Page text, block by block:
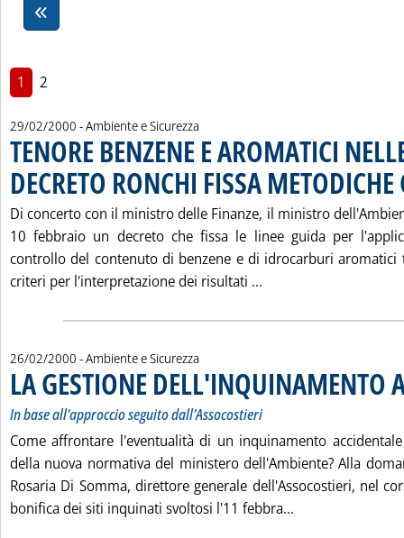
1 2
29/02/2000 - Ambiente e Sicurezza
TENORE BENZENE E AROMATICI
DECRETO RONCHI FISSA
Di concerto con il ministro delle Finanze, il ministro
10 febbraio un decreto che fissa le linee guida per
controllo del contenuto di benzene e di idrocarburi aromatici
criteri per l'interpretazione dei risultati ...
26/02/2000 - Ambiente e Sicurezza
LA GESTIONE DELL'INQUINAMENTO
In base all'approccio seguito dall'Assocostieri
Come affrontare l'eventualità di un inquinamento
della nuova normativa del ministero dell'Ambiente? Alla
Rosaria Di Somma, direttore generale dell'Assocostieri, nel
bonifica dei siti inquinati svoltosi l'11 febbra...